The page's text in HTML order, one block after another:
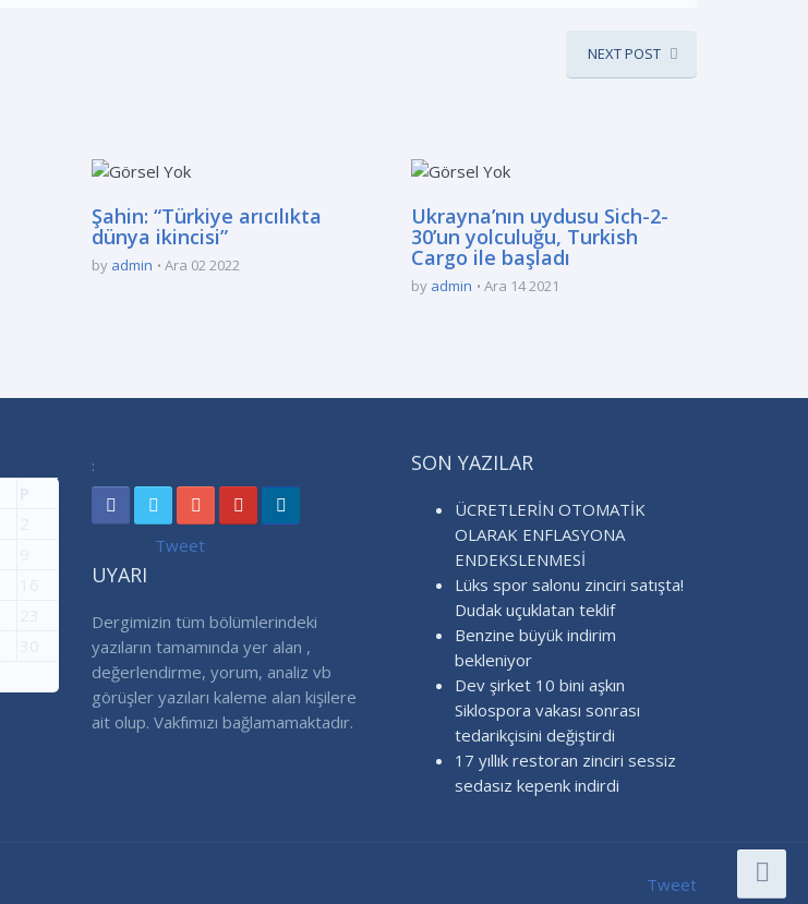
NEXT POST
Şahin: “Türkiye arıcılıkta
dünya ikincisi”
by admin Ara 02 2022
Ukrayna’nın uydusu Sich-2-
30’un yolculuğu, Turkish
Cargo ile başladı
by admin Ara 14 2021
P
2
9
16
23
30
:
Tweet
UYARI
Dergimizin tüm bölümlerindeki
yazıların tamamında yer alan ,
değerlendirme, yorum, analiz vb
görüşler yazıları kaleme alan kişilere
ait olup. Vakfımızı bağlamamaktadır.
SON YAZILAR
ÜCRETLERİN OTOMATİK
OLARAK ENFLASYONA
ENDEKSLENMESİ
Lüks spor salonu zinciri satışta!
Dudak uçuklatan teklif
Benzine büyük indirim
bekleniyor
Dev şirket 10 bini aşkın
Siklospora vakası sonrası
tedarikçisini değiştirdi
17 yıllık restoran zinciri sessiz
sedasız kepenk indirdi
Tweet